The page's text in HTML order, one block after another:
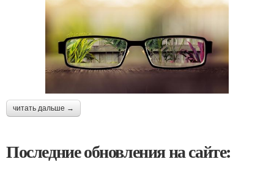
читать дальше →
Последние обновления на сайте: